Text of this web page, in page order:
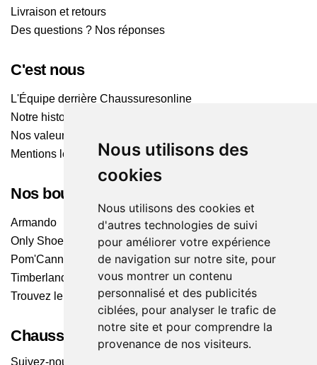
Nous utilisons des
cookies
Nous utilisons des cookies et
d'autres technologies de suivi
pour améliorer votre expérience
de navigation sur notre site, pour
vous montrer un contenu
personnalisé et des publicités
ciblées, pour analyser le trafic de
notre site et pour comprendre la
provenance de nos visiteurs.
Livraison et retours
Des questions ? Nos réponses
C'est nous
L'Équipe derrière Chaussuresonline
Notre histoire
Nos valeurs
Mentions légales
Nos boutiques
Armando
Only Shoes
Pom'Cannelle
Timberland
Trouvez le magasin le plus proche
Chaussuresonline sur les Médias sociaux
Suivez-nous sur les réseaux pour les dernières tendances